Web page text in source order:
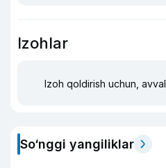
Izohlar
Izoh qoldirish uchun, avval
So‘nggi yangiliklar